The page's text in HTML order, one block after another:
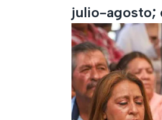
julio-agosto;